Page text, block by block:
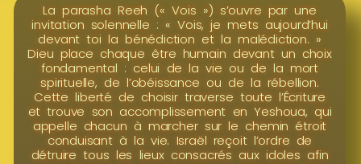
La parasha Reeh (« Vois ») s’ouvre par une
invitation solennelle : « Vois, je mets aujourd’hui
devant toi la bénédiction et la malédiction. »
Dieu place chaque être humain devant un choix
fondamental : celui de la vie ou de la mort
spirituelle, de l’obéissance ou de la rébellion.
Cette liberté de choisir traverse toute l’Écriture
et trouve son accomplissement en Yeshoua, qui
appelle chacun à marcher sur le chemin étroit
conduisant à la vie. Israël reçoit l’ordre de
détruire tous les lieux consacrés aux idoles afin